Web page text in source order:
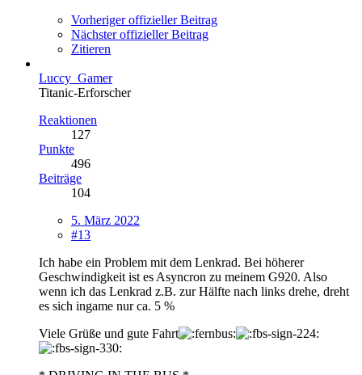
Vorheriger offizieller Beitrag
Nächster offizieller Beitrag
Zitieren
Luccy_Gamer
Titanic-Erforscher
Reaktionen
127
Punkte
496
Beiträge
104
5. März 2022
#13
Ich habe ein Problem mit dem Lenkrad. Bei höherer
Geschwindigkeit ist es Asyncron zu meinem G920. Also
wenn ich das Lenkrad z.B. zur Hälfte nach links drehe, dreht
es sich ingame nur ca. 5 %
Viele Grüße und gute Fahrt